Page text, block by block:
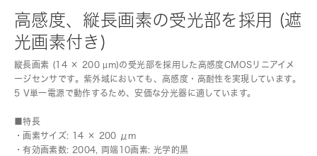
高感度、縦長画素の受光部を採用 (遮
光画素付き)
縦長画素 (14 × 200 µm)の受光部を採用した高感度CMOSリニアイメ
ージセンサです。紫外域においても、高感度・高耐性を実現しています。
5 V単一電源で動作するため、安価な分光器に適しています。
■特長
・画素サイズ: 14 × 200 μm
・有効画素数: 2004, 両端10画素: 光学的黒